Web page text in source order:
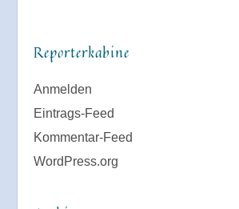
Reporterkabine
Anmelden
Eintrags-Feed
Kommentar-Feed
WordPress.org